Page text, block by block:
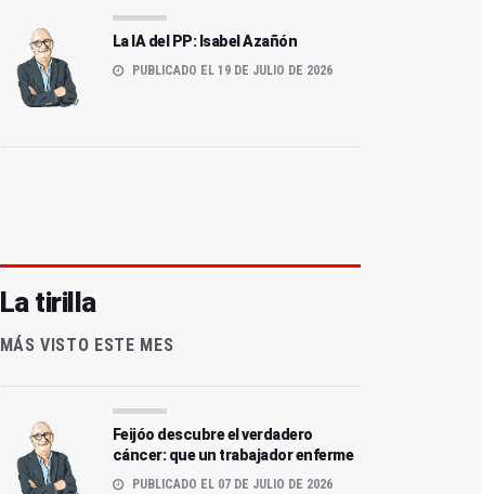
La IA del PP: Isabel Azañón
PUBLICADO EL 19 DE JULIO DE 2026
La tirilla
MÁS VISTO ESTE MES
Feijóo descubre el verdadero
cáncer: que un trabajador enferme
PUBLICADO EL 07 DE JULIO DE 2026